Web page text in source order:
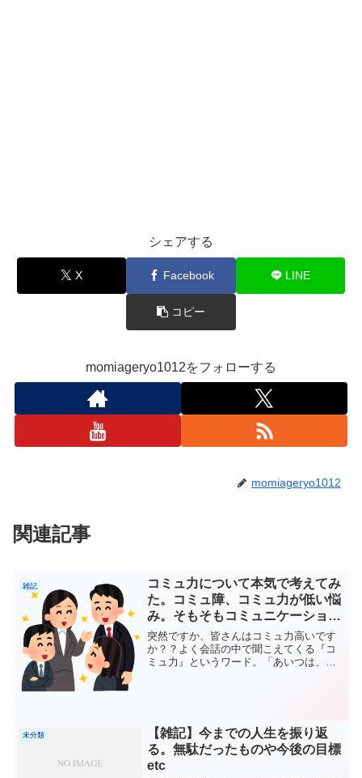
シェアする
X Facebook LINE
コピー
momiageryo1012をフォローする
momiageryo1012
関連記事
雑記
コミュ力について本気で考えてみ
た。コミュ障、コミュ力が低い悩
み。そもそもコミュニケーション
能力とは？
突然ですか、皆さんはコミュ力高いです
か？？よく会話の中で聞こえてくる『コ
ミュ力』というワード。「あいつは、コ
未分類
【雑記】今までの人生を振り返
る。無駄だったものや今後の目標
etc